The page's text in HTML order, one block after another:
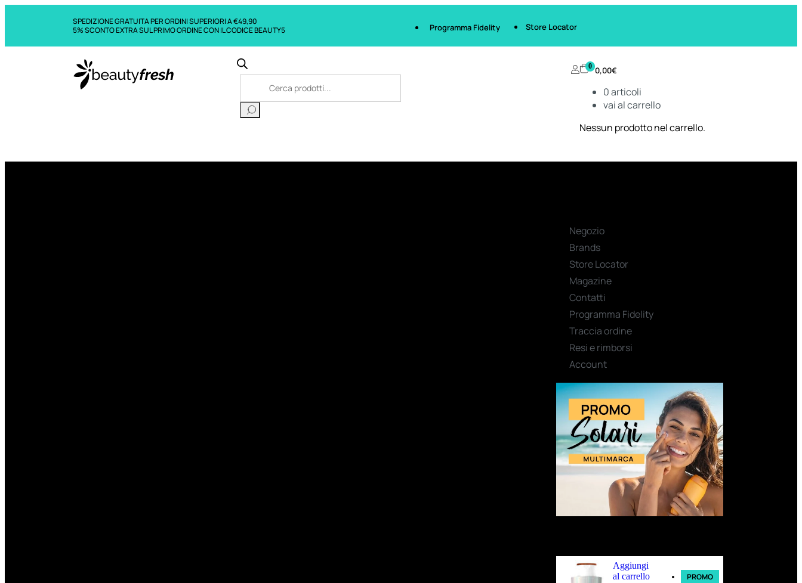
SPEDIZIONE GRATUITA PER ORDINI SUPERIORI A €49,90
5% SCONTO EXTRA SUL PRIMO ORDINE CON IL CODICE BEAUTY5
Programma Fidelity Store Locator
0 0,00€
0articoli
vai al carrello
Nessun prodotto nel carrello.
Negozio
Brands
Store Locator
Magazine
Contatti
Programma Fidelity
Traccia ordine
Resi e rimborsi
Account
Aggiungi
al carrello
PROMO